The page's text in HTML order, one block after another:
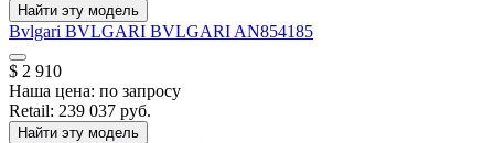
Найти эту модель
Bvlgari BVLGARI BVLGARI AN854185
$ 2 910
Наша цена: по запросу
Retail: 239 037 руб.
Найти эту модель